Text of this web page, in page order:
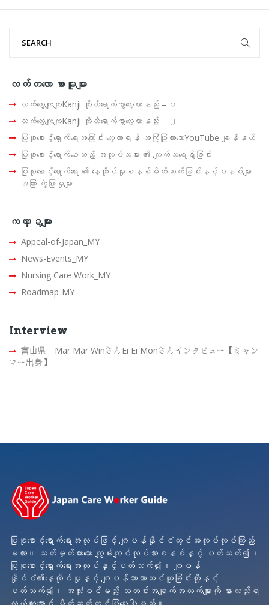
လတ်တ‌လော စာမူများ
လက်တွေ့ကျကျKanji ကိုထိရောက်စွာလေ့လာနည်း – ၁
လက်တွေ့ကျကျKanji ကိုထိရောက်စွာလေ့လာနည်း – ၂
ပြုစုစောင့်ရှောက်ရေးအကြောင်း လေ့လာရန် အကြံပြုထားသောYouTube ချန်နယ်
ပြုစုစောင့်ရှောက်ပေးသည့် အလုပ်သမား ၏ ကျက်သရေရှိခြင်း
ပြုစုစောင့်ရှောက်ရေး ၏ နေထိုင်မှုစနစ်မိတ်ဆက်ခြင်းနှင့်စနစ်များ
အကြား ကွဲပြားမှုများ
ကဏ္ဍများ
Appeal-of-Japan_MY
News-Events_MY
Nursing Care Work_MY
Roadmap-MY
Interview
富山県 Mar Mar WinさんEi Ei Monさんインタビュー【ミャン
マー出身】
ပြုစုစောင့်ရှောက်ရေးအလုပ်ဖြင့် ဂျပန်နိုင်ငံတွင်အလုပ်လုပ်ကြည့်
မလား။ သတ်မှတ်ထားသော ကျွမ်းကျင်လုပ်သားစနစ်နှင့် ပတ်သက်၍၊
ပြုစုစောင့်ရှောက်ရေးအလုပ်နှင့်ပတ်သက်၍၊ ဂျပန်
နိုင်ငံ၏နေထိုင်မှုနှင့် ဂျပန်ဘာသာသင်ယူခြင်းတို့နှင့်
ပတ်သက်၍၊ အသုံးဝင်မည့် သတင်းအချက်အလက်များကို နားလည်ရ